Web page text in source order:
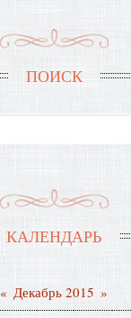
ПОИСК
КАЛЕНДАРЬ
« Декабрь 2015 »